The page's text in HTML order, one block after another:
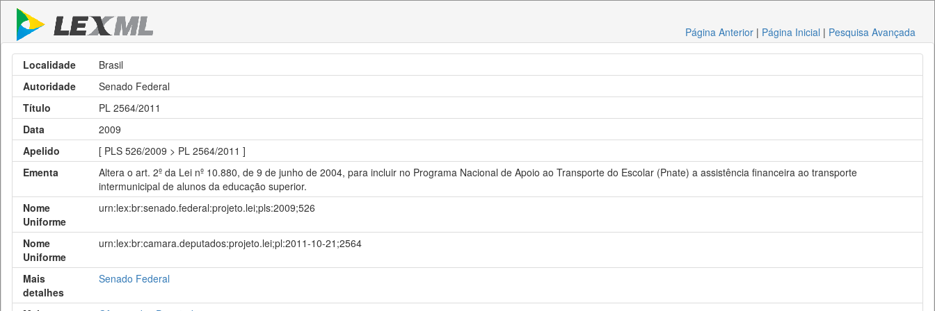
Página Anterior | Página Inicial | Pesquisa Avançada
Localidade
Brasil
Autoridade
Senado Federal
Título
PL 2564/2011
Data
2009
Apelido
[ PLS 526/2009 > PL 2564/2011 ]
Ementa
Altera o art. 2º da Lei nº 10.880, de 9 de junho de 2004, para incluir no Programa Nacional de Apoio ao Transporte do Escolar (Pnate) a assistência financeira ao transporte
intermunicipal de alunos da educação superior.
Nome
Uniforme
urn:lex:br:senado.federal:projeto.lei;pls:2009;526
Nome
Uniforme
urn:lex:br:camara.deputados:projeto.lei;pl:2011-10-21;2564
Mais
detalhes
Senado Federal